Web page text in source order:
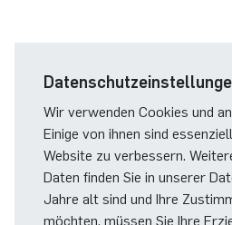
Wir verwenden Cookies und
Einige von ihnen sind
Website zu verbessern.
Daten finden Sie in unserer
Jahre alt sind und Ihre
möchten, müssen Sie Ihre